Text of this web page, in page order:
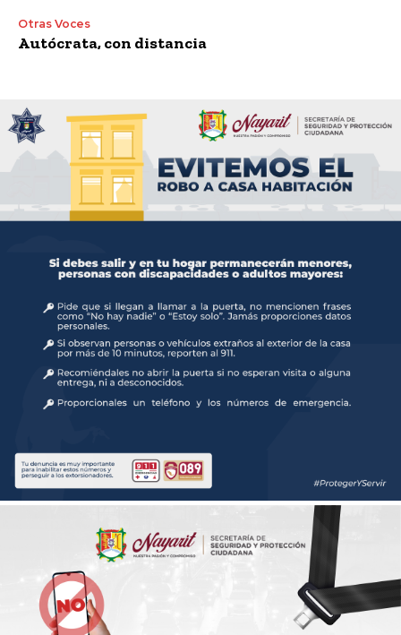
Otras Voces
Autócrata, con distancia